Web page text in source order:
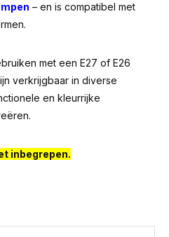
– en is compatibel met
met een E27 of E26
verkrijgbaar in diverse
en kleurrijke
inbegrepen.